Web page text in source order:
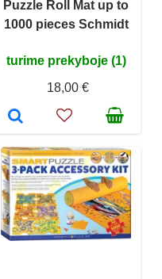
Puzzle Roll Mat up to
1000 pieces Schmidt
turime prekyboje (1)
18,00 €